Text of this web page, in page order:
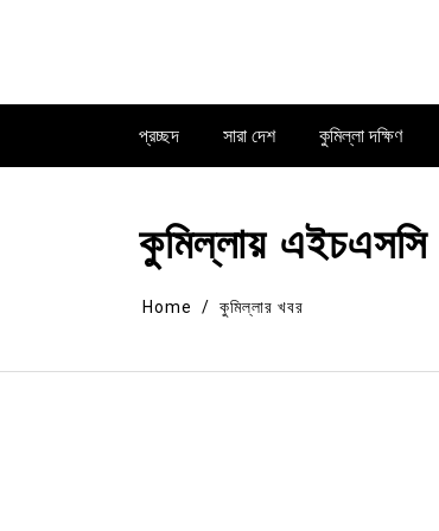
প্রচ্ছদ সারা দেশ কুমিল্লা দক্ষিণ
কুমিল্লায় এইচএসসি
Home কুমিল্লার খবর